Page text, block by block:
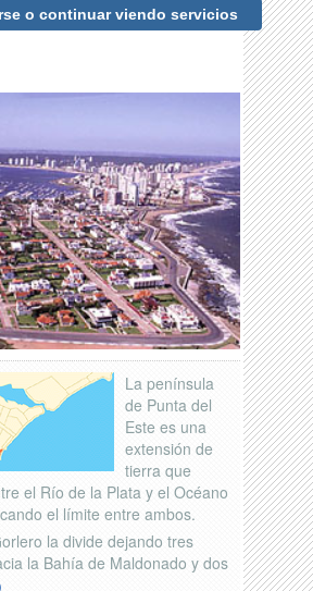
o continuar viendo servicios
La península
de Punta del
Este es una
extensión de
tierra que
el Río de la Plata y el Océano
el límite entre ambos.
la divide dejando tres
la Bahía de Maldonado y dos